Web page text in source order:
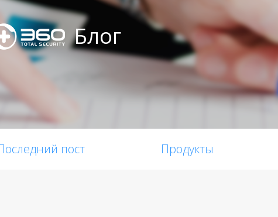
Блог
пост Продукты